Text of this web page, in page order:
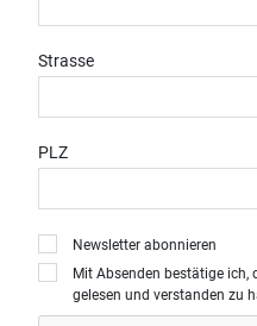
Strasse
PLZ
Newsletter abonnieren
Mit Absenden bestätige ich,
gelesen und verstanden zu